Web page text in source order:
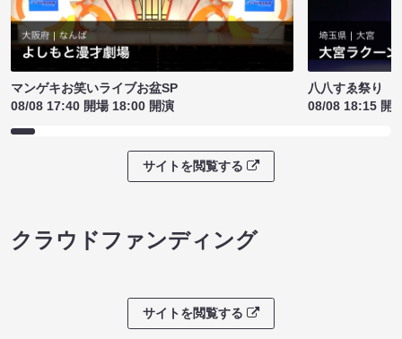
マンゲキお笑いライブお盆SP
08/08 17:40 開場 18:00 開演
八八すゑ祭り
08/08 18:15 開
サイトを閲覧する
クラウドファンディング
サイトを閲覧する